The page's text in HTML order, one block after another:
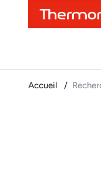
ContenuMenu
Accueil